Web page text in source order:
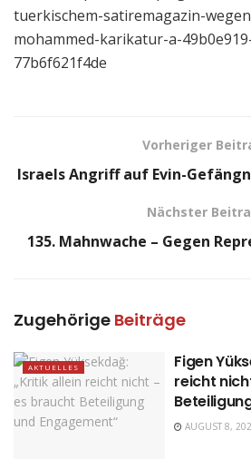
tuerkischem-satiremagazin-
mohammed-karikatur-a-
77b6f621f4de
Vorheriger
Israels Angriff auf Evin-
Nächster
135. Mahnwache – Gegen
Zugehörige Beiträge
AKTUELLES
Figen
reicht
AUGUST 8,